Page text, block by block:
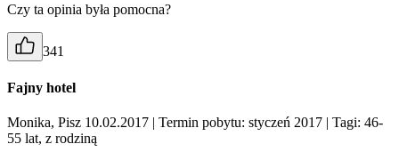
Czy ta opinia była pomocna?
341
Fajny hotel
Monika, Pisz 10.02.2017 | Termin pobytu: styczeń 2017 | Tagi: 46-
55 lat, z rodziną